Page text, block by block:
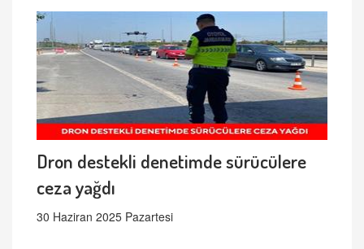
Dron destekli denetimde sürücülere
ceza yağdı
30 Haziran 2025 Pazartesi